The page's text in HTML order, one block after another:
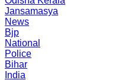
Jansamasya
News
Bjp
National
Police
Bihar
India